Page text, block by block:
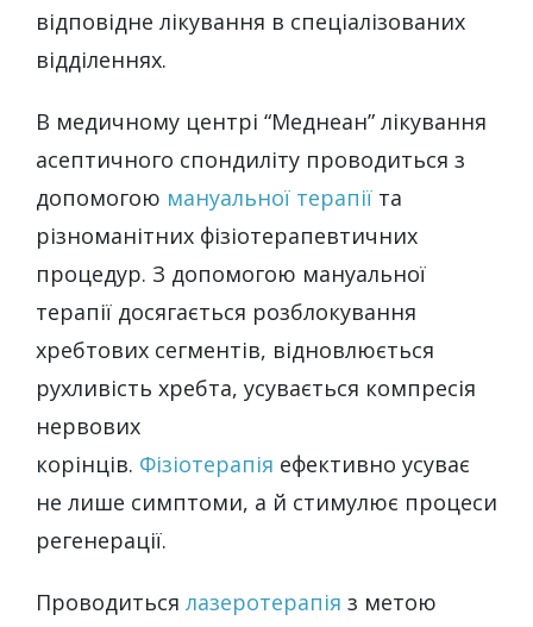
відповідне лікування в спеціалізованих
відділеннях.
В медичному центрі “Меднеан” лікування
асептичного спондиліту проводиться з
допомогою мануальної терапії та
різноманітних фізіотерапевтичних
процедур. З допомогою мануальної
терапії досягається розблокування
хребтових сегментів, відновлюється
рухливість хребта, усувається компресія
нервових
корінців. Фізіотерапія ефективно усуває
не лише симптоми, а й стимулює процеси
регенерації.
Проводиться лазеротерапія з метою